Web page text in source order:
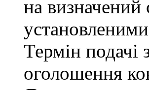
на
Термін подачі
оголошення